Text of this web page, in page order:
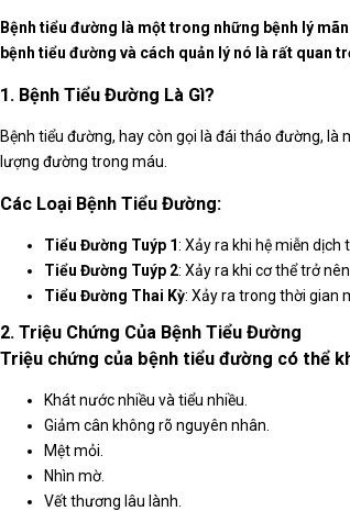
Bệnh tiểu đường là một trong những bệnh lý
bệnh tiểu đường và cách quản lý nó là rất quan
1. Bệnh Tiểu Đường Là Gì?
Bệnh tiểu đường, hay còn gọi là đái tháo đường,
lượng đường trong máu.
Các Loại Bệnh Tiểu Đường:
Tiểu Đường Tuýp 1: Xảy ra khi hệ miễn
Tiểu Đường Tuýp 2: Xảy ra khi cơ thể trở
Tiểu Đường Thai Kỳ: Xảy ra trong thời gian
2. Triệu Chứng Của Bệnh Tiểu Đường
Triệu chứng của bệnh tiểu đường có thể
Khát nước nhiều và tiểu nhiều.
Giảm cân không rõ nguyên nhân.
Mệt mỏi.
Nhìn mờ.
Vết thương lâu lành.